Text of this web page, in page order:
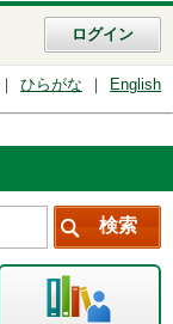
ログイン
ひらがな English